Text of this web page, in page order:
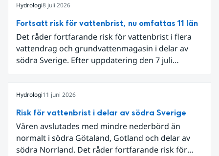
och att det på en del håll då kom rikliga
nederbördsmängder.
Hydrologi8 juli 2026
Fortsatt risk för vattenbrist, nu omfattas 11 län
Det råder fortfarande risk för vattenbrist i flera
vattendrag och grundvattenmagasin i delar av
södra Sverige. Efter uppdatering den 7 juli
Östergötlands, Stockholms och Uppsala län.
Totalt omfattas 11 län, säger Hugo Rudebeck,
vakthavande hydrolog på SMHI.
Hydrologi11 juni 2026
Risk för vattenbrist i delar av södra Sverige
Våren avslutades med mindre nederbörd än
normalt i södra Götaland, Gotland och delar av
södra Norrland. Det råder fortfarande risk för